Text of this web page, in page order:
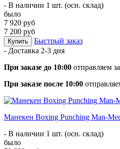
- В наличии 1 шт. (осн. склад)
было
7 920 руб
7 200 руб
Купить
Быстрый заказ
- Доставка 2-3 дня
При заказе до 10:00 отправляем
При заказе после 10:00
Манекен Boxing Punching Man-
- В наличии 1 шт. (осн. склад)
было